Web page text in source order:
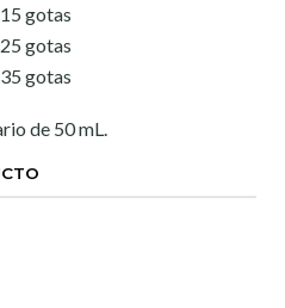
gotas
gotas
gotas
de 50 mL.